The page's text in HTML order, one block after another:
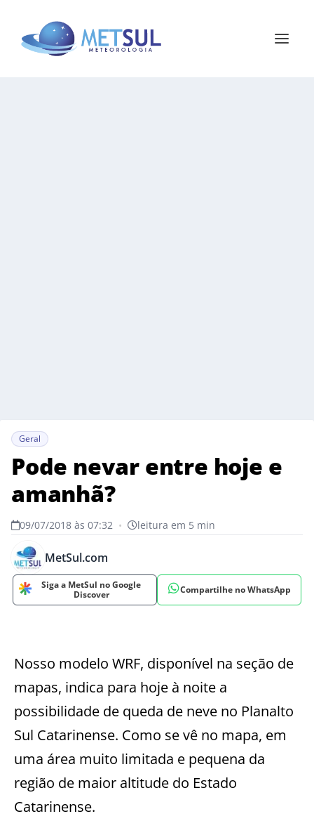
Geral
Pode nevar entre hoje e
amanhã?
09/07/2018 às 07:32 • leitura em 5 min
MetSul.com
Siga a MetSul no Google
Discover
Compartilhe no WhatsApp
Nosso modelo WRF, disponível na seção de
mapas, indica para hoje à noite a
possibilidade de queda de neve no Planalto
Sul Catarinense. Como se vê no mapa, em
uma área muito limitada e pequena da
região de maior altitude do Estado
Catarinense.